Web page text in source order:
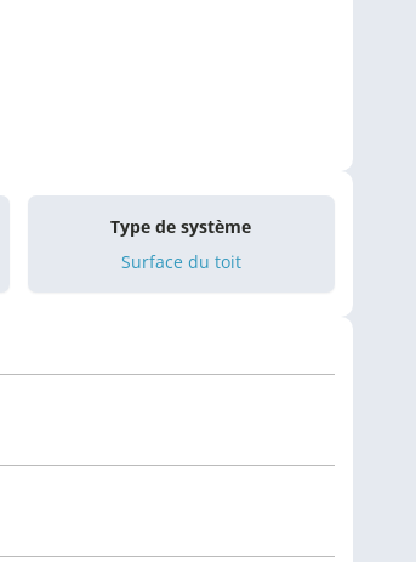
Type de système
Surface du toit